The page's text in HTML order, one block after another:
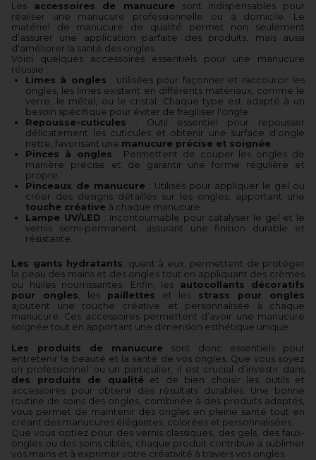
Les accessoires de manucure sont indispensables pour
réaliser une manucure professionnelle ou à domicile. Le
matériel de manucure de qualité permet non seulement
d’assurer une application parfaite des produits, mais aussi
d'améliorer la santé des ongles.
Voici quelques accessoires essentiels pour une manucure
réussie :
Limes à ongles : utilisées pour façonner et raccourcir les
ongles, les limes existent en différents matériaux, comme le
verre, le métal, ou le cristal. Chaque type est adapté à un
besoin spécifique pour éviter de fragiliser l'ongle.
Repousse-cuticules : Outil essentiel pour repousser
délicatement les cuticules et obtenir une surface d’ongle
nette, favorisant une manucure précise et soignée.
Pinces à ongles : Permettent de couper les ongles de
manière précise et de garantir une forme régulière et
propre.
Pinceaux de manucure : Utilisés pour appliquer le gel ou
créer des designs détaillés sur les ongles, apportant une
touche créative à chaque manucure.
Lampe UV/LED : Incontournable pour catalyser le gel et le
vernis semi-permanent, assurant une finition durable et
résistante.
Les gants hydratants, quant à eux, permettent de protéger
la peau des mains et des ongles tout en appliquant des crèmes
ou huiles nourrissantes. Enfin, les autocollants décoratifs
pour ongles, les paillettes et les strass pour ongles
ajoutent une touche créative et personnalisée à chaque
manucure. Ces accessoires permettent d’avoir une manucure
soignée tout en apportant une dimension esthétique unique.
Les produits de manucure sont donc essentiels pour
entretenir la beauté et la santé de vos ongles. Que vous soyez
un professionnel ou un particulier, il est crucial d’investir dans
des produits de qualité et de bien choisir les outils et
accessoires pour obtenir des résultats durables. Une bonne
routine de soins des ongles, combinée à des produits adaptés,
vous permet de maintenir des ongles en pleine santé tout en
créant des manucures élégantes, colorées et personnalisées.
Que vous optiez pour des vernis classiques, des gels, des faux-
ongles ou des soins ciblés, chaque produit contribue à sublimer
vos mains et à exprimer votre créativité à travers vos ongles.